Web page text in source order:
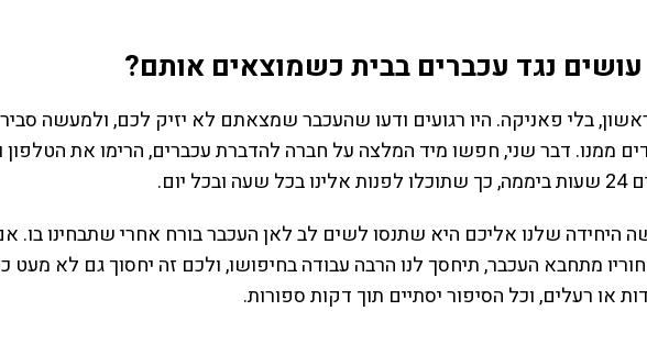
נגד עכברים בבית כשמוצאים אותם?
בלי פאניקה. היו רגועים ודעו שהעכבר שמצאתם לא יזיק לכם, ולמעשה
ממנו. דבר שני, חפשו מיד המלצה על חברה להדברת עכברים, הרימו את הטלפון
שעה ובכל יום.
היחידה שלנו אליכם היא שתנסו לשים לב לאן העכבר בורח אחרי שתבחינו בו. אם
מתחבא העכבר, תיחסך לנו הרבה עבודה בחיפושו, ולכם זה יחסוך גם לא
או רעלים, וכל הסיפור יסתיים תוך דקות ספורות.